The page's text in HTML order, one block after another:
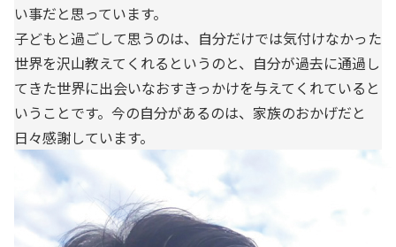
い事だと思っています。
子どもと過ごして思うのは、自分だけでは気付けなかった
世界を沢山教えてくれるというのと、自分が過去に通過し
てきた世界に出会いなおすきっかけを与えてくれていると
いうことです。今の自分があるのは、家族のおかげだと
日々感謝しています。